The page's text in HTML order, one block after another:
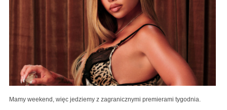
Mamy weekend, więc jedziemy z zagranicznymi premierami tygodnia.